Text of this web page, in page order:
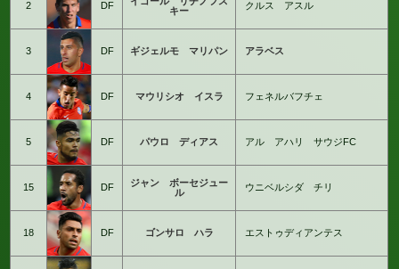
2 DF
キー
クルス アスル
3 DF ギジェルモ マリパン アラベス
4 DF マウリシオ イスラ フェネルバフチェ
5 DF パウロ ディアス アル アハリ サウジFC
15 DF
ジャン ボーセジュー
ル
ウニベルシダ チリ
18 DF ゴンサロ ハラ エストゥディアンテス